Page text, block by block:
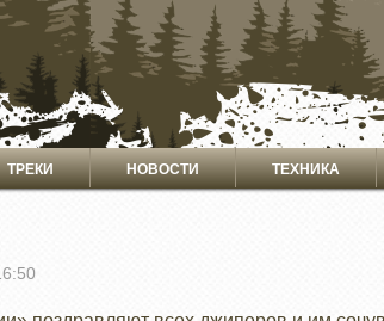
ТРЕКИ НОВОСТИ ТЕХНИКА